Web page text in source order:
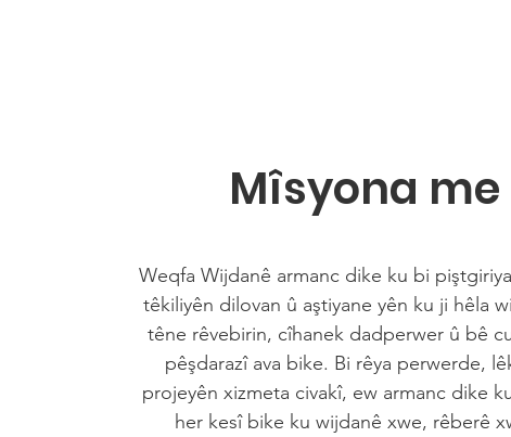
Mîsyona me
Weqfa Wijdanê armanc dike ku bi
têkiliyên dilovan û aştiyane yên ku ji hêla
têne rêvebirin, cîhanek dadperwer û bê
pêşdarazî ava bike. Bi rêya perwerde,
projeyên xizmeta civakî, ew armanc dike
her kesî bike ku wijdanê xwe, rêberê